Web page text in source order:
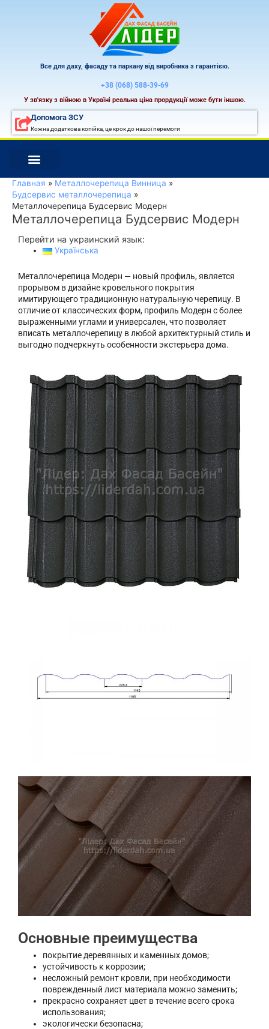
Все для даху, фасаду та паркану від виробника з гарантією.
+38 (068) 588-39-69
У зв'язку з війною в Україні реальна ціна прордукції може бути іншою.
Допомога ЗСУ
Кожна додаткова копійка, це крок до нашої перемоги
Главная
Металлочерепица Винница
Будсервис металлочерепица
Металлочерепица Будсервис Модерн
Металлочерепица Будсервис Модерн
Перейти на украинский язык:
Українська
Металлочерепица Модерн — новый профиль, является
прорывом в дизайне кровельного покрытия
имитирующего традиционную натуральную черепицу. В
отличие от классических форм, профиль Модерн с более
выраженными углами и универсален, что позволяет
вписать металлочерепицу в любой архитектурный стиль и
выгодно подчеркнуть особенности экстерьера дома.
Основные преимущества
покрытие деревянных и каменных домов;
устойчивость к коррозии;
несложный ремонт кровли, при необходимости
поврежденный лист материала можно заменить;
прекрасно сохраняет цвет в течение всего срока
использования;
экологически безопасна;